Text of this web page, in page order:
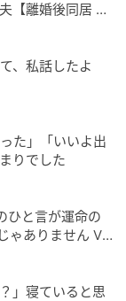
す。そのよう
験を積み、少
もしれませ
合は、自らマ
という考え方
一人ひとり異
を尊重しなが
切さを考えさ
うか。
【離婚後同居 Vo
、私話したよ
た」「いいよ出
りでした
ひと言が運命の
ゃありません Vo
」寝ていると思